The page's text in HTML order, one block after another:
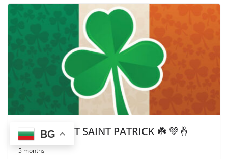
ПРАЗНИКЪТ SAINT PATRICK ☘️ 💚🤞
5 months
BG